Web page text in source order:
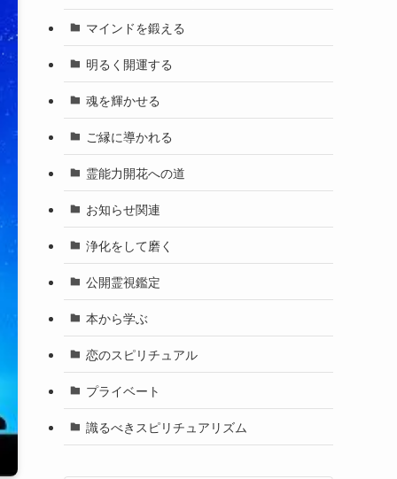
マインドを鍛える
明るく開運する
魂を輝かせる
ご縁に導かれる
霊能力開花への道
お知らせ関連
浄化をして磨く
公開霊視鑑定
本から学ぶ
恋のスピリチュアル
プライベート
識るべきスピリチュアリズム